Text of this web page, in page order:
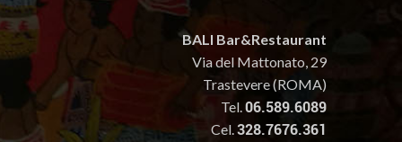
BALI Bar&Restaurant
Via del Mattonato, 29
Trastevere (ROMA)
Tel.06.589.6089
Cel.328.7676.361